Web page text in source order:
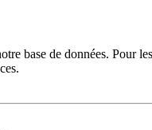
base de données. Pour